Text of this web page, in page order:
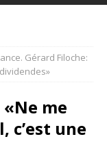
Gérard Filoche:
me
c’est une